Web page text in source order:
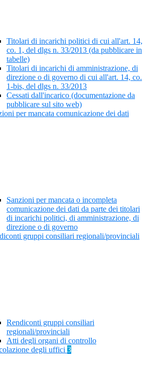
Titolari di incarichi politici di cui all'art. 14,
co. 1, del dlgs n. 33/2013 (da pubblicare in
tabelle)
Titolari di incarichi di amministrazione, di
direzione o di governo di cui all'art. 14, co.
1-bis, del dlgs n. 33/2013
Cessati dall'incarico (documentazione da
pubblicare sul sito web)
per mancata comunicazione dei dati
Sanzioni per mancata o incompleta
comunicazione dei dati da parte dei titolari
di incarichi politici, di amministrazione, di
direzione o di governo
gruppi consiliari regionali/provinciali
Rendiconti gruppi consiliari
regionali/provinciali
Atti degli organi di controllo
degli uffici 3